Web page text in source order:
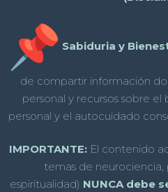
Sabiduria y
de compartir información
personal y recursos sobre
personal y el autocuidado
IMPORTANTE: El contenido
temas de neurociencia,
espiritualidad) NUNCA debe